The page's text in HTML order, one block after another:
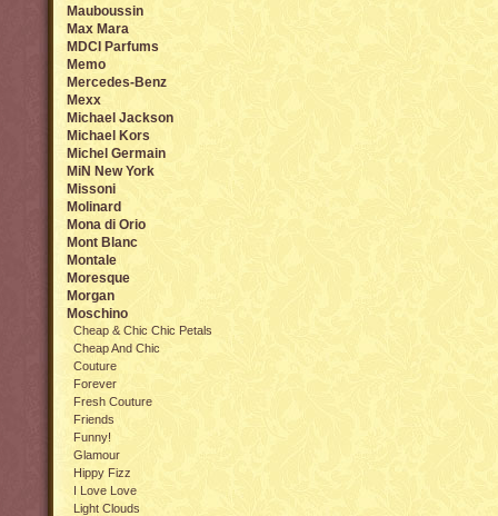
Mauboussin
Max Mara
MDCI Parfums
Memo
Mercedes-Benz
Mexx
Michael Jackson
Michael Kors
Michel Germain
MiN New York
Missoni
Molinard
Mona di Orio
Mont Blanc
Montale
Moresque
Morgan
Moschino
Cheap & Chic Chic Petals
Cheap And Chic
Couture
Forever
Fresh Couture
Friends
Funny!
Glamour
Hippy Fizz
I Love Love
Light Clouds